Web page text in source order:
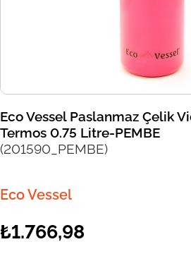
Eco Vessel Paslanmaz Çelik
Termos 0.75 Litre-PEMBE
(201590_PEMBE)
Eco Vessel
₺1.766,98